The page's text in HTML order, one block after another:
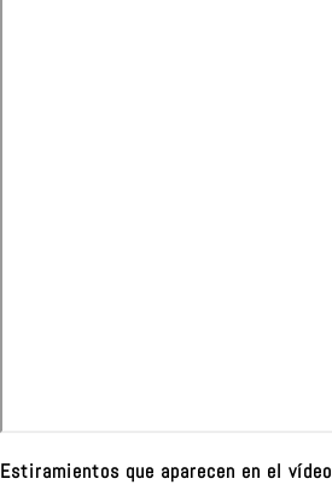
Estiramientos que aparecen en el vídeo